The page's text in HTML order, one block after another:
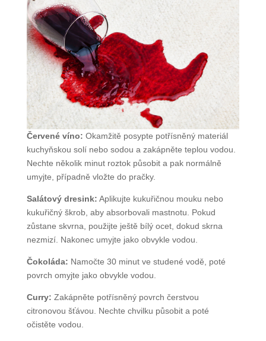
Červené víno: Okamžitě posypte potřísněný materiál
kuchyňskou solí nebo sodou a zakápněte teplou vodou.
Nechte několik minut roztok působit a pak normálně
umyjte, případně vložte do pračky.
Salátový dresink: Aplikujte kukuřičnou mouku nebo
kukuřičný škrob, aby absorbovali mastnotu. Pokud
zůstane skvrna, použijte ještě bílý ocet, dokud skrna
nezmizí. Nakonec umyjte jako obvykle vodou.
Čokoláda: Namočte 30 minut ve studené vodě, poté
povrch omyjte jako obvykle vodou.
Curry: Zakápněte potřísněný povrch čerstvou
citronovou šťávou. Nechte chvilku působit a poté
očistěte vodou.